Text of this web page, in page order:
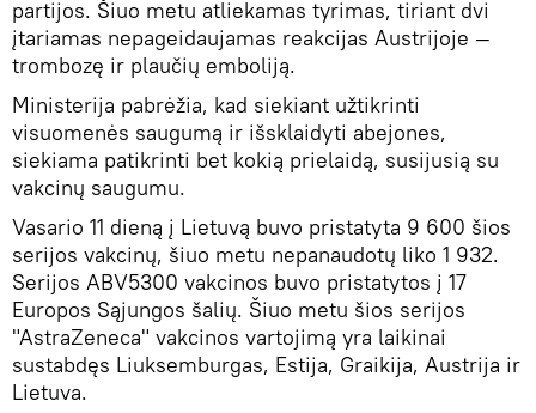
partijos. Šiuo metu atliekamas tyrimas, tiriant dvi
įtariamas nepageidaujamas reakcijas Austrijoje —
trombozę ir plaučių emboliją.
Ministerija pabrėžia, kad siekiant užtikrinti
visuomenės saugumą ir išsklaidyti abejones,
siekiama patikrinti bet kokią prielaidą, susijusią su
vakcinų saugumu.
Vasario 11 dieną į Lietuvą buvo pristatyta 9 600 šios
serijos vakcinų, šiuo metu nepanaudotų liko 1 932.
Serijos ABV5300 vakcinos buvo pristatytos į 17
Europos Sąjungos šalių. Šiuo metu šios serijos
"AstraZeneca" vakcinos vartojimą yra laikinai
sustabdęs Liuksemburgas, Estija, Graikija, Austrija ir
Lietuva.